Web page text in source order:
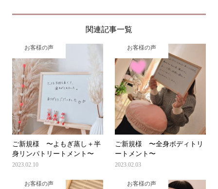
関連記事一覧
お客様の声
ご新規様 〜よもぎ蒸し＋半
身リンパトリートメント〜
2023.02.10
お客様の声
ご新規様 〜全身ボディトリ
ートメント〜
2023.02.03
お客様の声 お客様の声